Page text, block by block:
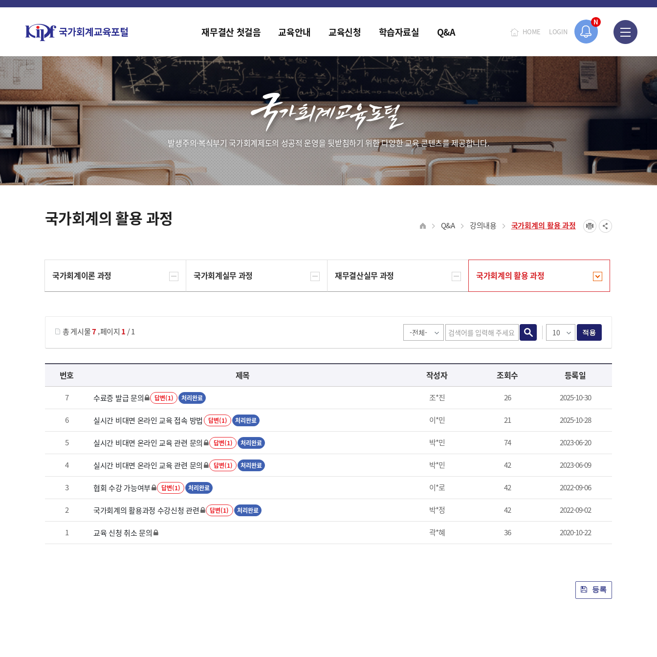
N
2019년도 국가회계 전문교육 사전수요조사 안내
HOME LOGIN
재무결산 첫걸음 교육안내 교육신청 학습자료실 Q&A
발생주의·복식부기 국가회계제도의 성공적 운영을 뒷받침하기 위한 다양한 교육 콘텐츠를 제공합니다.
국가회계의 활용 과정 Q&A 강의내용 국가회계의 활용 과정
국가회계이론 과정 국가회계실무 과정 재무결산실무 과정 국가회계의 활용 과정
총 게시물7,페이지 1 / 1 적용
국가회계의 활용 과정 목록 으로 번호, 제목, 작성자, 조회수, 등록 일로 나열 되고 있습니다.
번호 제목 작성자 조회수 등록일
7 수료증 발급 문의 답변(1) 처리완료 조*진 26 2025-10-30
6 실시간 비대면 온라인 교육 접속 방법 답변(1) 처리완료 이*민 21 2025-10-28
5 실시간 비대면 온라인 교육 관련 문의 답변(1) 처리완료 박*민 74 2023-06-20
4 실시간 비대면 온라인 교육 관련 문의 답변(1) 처리완료 박*민 42 2023-06-09
3 협회 수강 가능여부 답변(1) 처리완료 이*로 42 2022-09-06
2 국가회계의 활용과정 수강신청 관련 답변(1) 처리완료 박*정 42 2022-09-02
1 교육 신청 취소 문의 곽*혜 36 2020-10-22
등록